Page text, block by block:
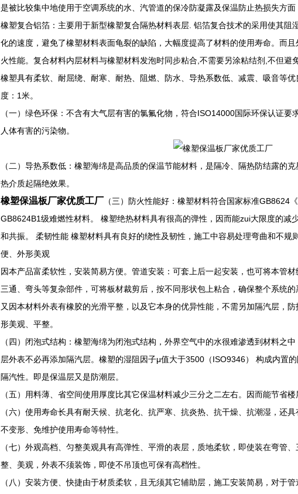
是被比较集中地使用于空调系统的水、汽管道的保冷防凝露及保温防止热损失方面
橡塑复合铝箔：主要用于新型橡塑复合隔热材料表层. 铝箔复合技术的采用使其阻
化的速度，避免了橡塑材料表面龟裂的缺陷，大幅度提高了材料的使用寿命。而
火性能。复合材料内层材料与橡塑材料发泡时同步粘合,不需要另涂粘结剂,不但避
橡塑具有柔软、耐屈绕、耐寒、耐热、阻燃、防水、导热系数低、减震、吸音等
度：1米。
（一）绿色环保：不含有大气层有害的氯氟化物，符合ISO14000国际环保认证
人体有害的污染物。
（二）导热系数低：橡塑海绵是高品质的保温节能材料，是隔冷、隔热防结露的
热介质起隔绝效果。
橡塑保温板厂家优质工厂 （三）防火性能好：橡塑材料符合国家标准GB8624
GB8624B1级难燃性材料。 橡塑绝热材料具有很高的弹性，因而能zui大限度的减
和共振。 柔韧性能 橡塑材料具有良好的绕性及韧性，施工中容易处理弯曲和不规
便、外形美观
因本产品富柔软性，安装简易方便。管道安装：可套上后一起安装，也可将本管材
三通、弯头等复杂部件，可将板材裁剪后，按不同形状包上粘合，确保整个系统的
又因本材料外表有橡胶的光滑平整，以及它本身的优异性能，不需另加隔汽层，
形美观、平整。
（四）闭泡式结构：橡塑海绵为闭泡式结构，外界空气中的水很难渗透到材料之
层外表不必再添加隔汽层。橡塑的湿阻因子μ值大于3500（ISO9346） 构成内置
隔汽性。即是保温层又是防潮层。
（五）用料薄、省空间使用厚度比其它保温材料减少三分之二左右。因而能节省
（六）使用寿命长具有耐天候、抗老化、抗严寒、抗炎热、抗干燥、抗潮湿，还
不变形、免维护使用寿命等特性。
（七）外观高档、匀整美观具有高弹性、平滑的表层，质地柔软，即使装在弯管
整、美观，外表不须装饰，即使不吊顶也可保有高档性。
（八）安装方便、快捷由于材质柔软，且无须其它辅助层，施工安装简易，对于